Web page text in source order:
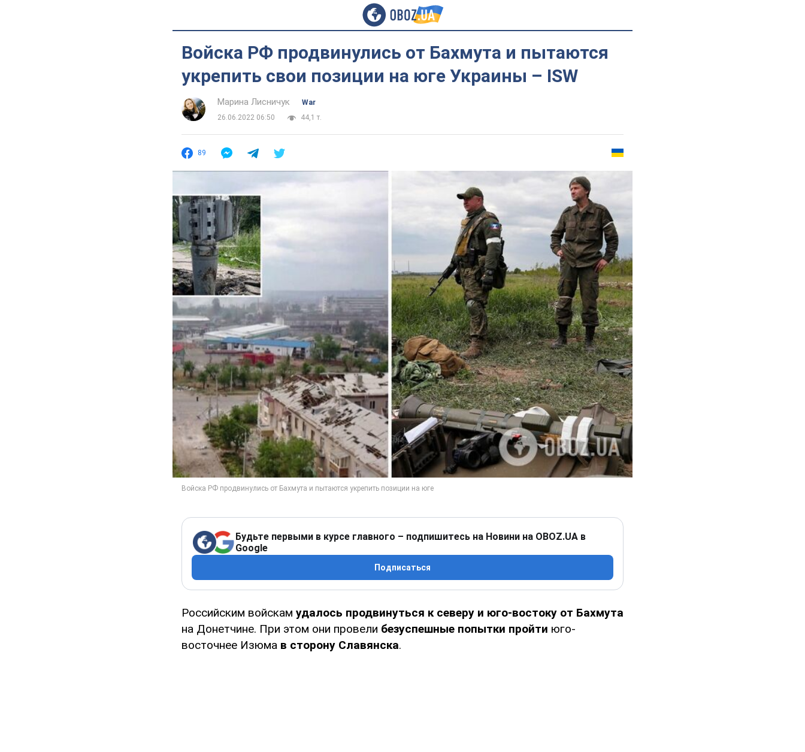
Войска РФ продвинулись от Бахмута и пытаются
укрепить свои позиции на юге Украины – ISW
Марина Лисничук
War
26.06.2022 06:50
44,1 т.
89
Будьте первыми в курсе главного – подпишитесь на Новини на OBOZ.UA в
Google
Подписаться
Российским войскам удалось продвинуться к северу и юго-востоку от Бахмута
на Донетчине. При этом они провели безуспешные попытки пройти юго-
восточнее Изюма в сторону Славянска.